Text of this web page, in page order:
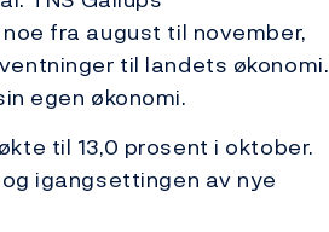
fra august til november,
til landets økonomi.
egen økonomi.
til 13,0 prosent i oktober.
igangsettingen av nye